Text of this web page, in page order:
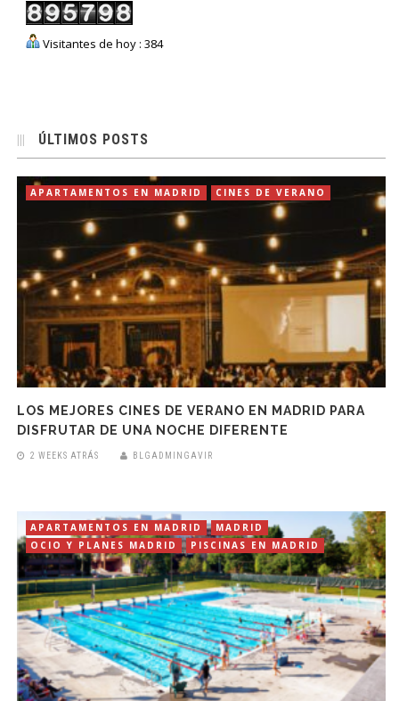
Visitantes de hoy : 384
ÚLTIMOS POSTS
APARTAMENTOS EN MADRID CINES DE VERANO
LOS MEJORES CINES DE VERANO EN MADRID PARA
DISFRUTAR DE UNA NOCHE DIFERENTE
2 WEEKS ATRÁS BLGADMINGAVIR
APARTAMENTOS EN MADRID
MADRID
OCIO Y PLANES MADRID
PISCINAS EN MADRID